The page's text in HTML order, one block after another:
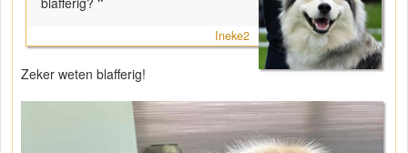
Ineke2
Zeker weten blafferig!